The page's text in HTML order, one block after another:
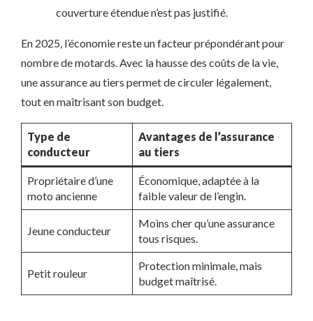
couverture étendue n’est pas justifié.
En 2025, l’économie reste un facteur prépondérant pour
nombre de motards. Avec la hausse des coûts de la vie,
une assurance au tiers permet de circuler légalement,
tout en maîtrisant son budget.
Type de
conducteur
Avantages de l’assurance
au tiers
Propriétaire d’une
moto ancienne
Économique, adaptée à la
faible valeur de l’engin.
Jeune conducteur
Moins cher qu’une assurance
tous risques.
Petit rouleur
Protection minimale, mais
budget maîtrisé.